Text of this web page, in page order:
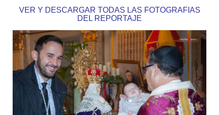
VER Y DESCARGAR TODAS LAS FOTOGRAFIAS
DEL REPORTAJE